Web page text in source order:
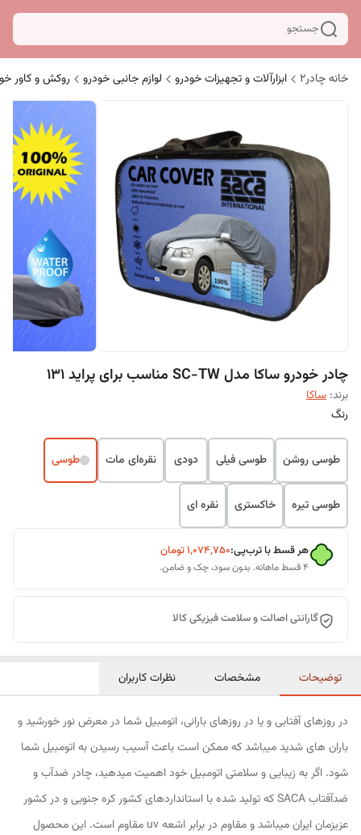
جستجو
خانه چادر۲ ابزارآلات و تجهیزات خودرو لوازم جانبی خودرو روکش و کاور
چادر خودرو ساکا مدل SC-TW مناسب برای پراید 131
برند: ساکا
رنگ
طوسی روشن طوسی فیلی دودی نقره‌ای مات طوسی
طوسی تیره خاکستری نقره ای
هر قسط با ترب‌پی:۱٬۰۷۴٬۷۵۰تومان
۴ قسط ماهانه. بدون سود، چک و ضامن.
گارانتی اصالت و سلامت فیزیکی کالا
توضیحات مشخصات نظرات کاربران
در روزهای آفتابی و یا در روزهای بارانی، اتومبیل شما در معرض نور خورشید و
باران های شدید میباشد که ممکن است باعث آسیب رسیدن به اتومبیل شما
شود. اگر به زیبایی و سلامتی اتومبیل خود اهمیت میدهید، چادر ضدآب و
ضدآفتاب SACA که تولید شده با استانداردهای کشور کره جنوبی و در کشور
عزیزمان ایران میباشد و مقاوم در برابر اشعه uv مقاوم است. این محصول